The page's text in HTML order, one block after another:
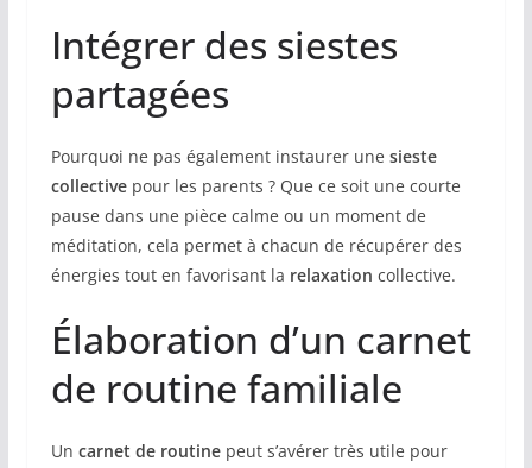
Intégrer des siestes
partagées
Pourquoi ne pas également instaurer une sieste
collectivepour les parents ? Que ce soit une courte
pause dans une pièce calme ou un moment de
méditation, cela permet à chacun de récupérer des
énergies tout en favorisant la relaxation collective.
Élaboration d’un carnet
de routine familiale
Un carnet de routinepeut s’avérer très utile pour